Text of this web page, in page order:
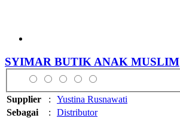
SYIMAR BUTIK ANAK MUSLIM
Supplier :
Yustina Rusnawati
Sebagai
:
Distributor